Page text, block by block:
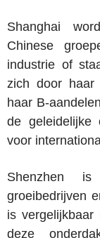
Shanghai
Chinese
industrie of
zich door haar
haar B-
de geleidelijke
voor
Shenzhen
groeibedrijven
is vergelijkbaar
deze